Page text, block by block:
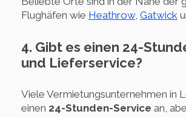
Flughäfen wie Heathrow, Gatwick
4. Gibt es einen 24-
und Lieferservice?
Viele Vermietungsunternehmen in
einen 24-Stunden-Service an,